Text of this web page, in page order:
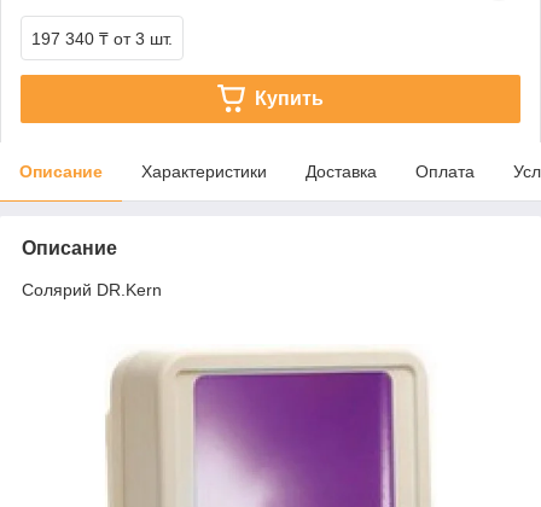
197 340 ₸ от 3 шт.
Купить
Описание Характеристики Доставка Оплата
Описание
Солярий DR.Kern